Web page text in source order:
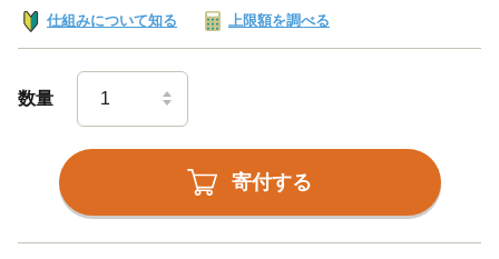
仕組みについて知る 上限額を調べる
数量
寄付する